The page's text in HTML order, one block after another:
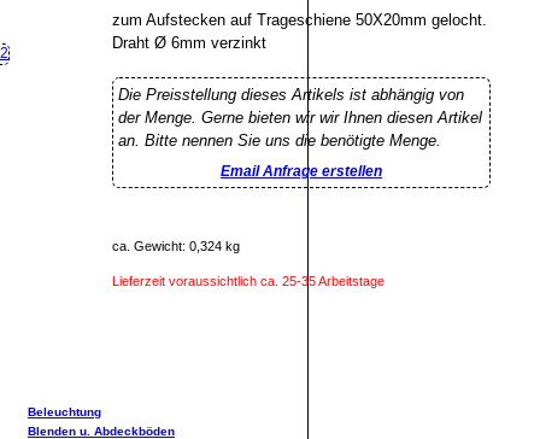
zum Aufstecken auf Trageschiene 50X20mm gelocht.
Draht Ø 6mm verzinkt
Die Preisstellung dieses Artikels ist abhängig von
der Menge. Gerne bieten wir wir Ihnen diesen Artikel
an. Bitte nennen Sie uns die benötigte Menge.
Email Anfrage erstellen
ca. Gewicht: 0,324 kg
Lieferzeit voraussichtlich ca. 25-35 Arbeitstage
Beleuchtung
Blenden u. Abdeckböden